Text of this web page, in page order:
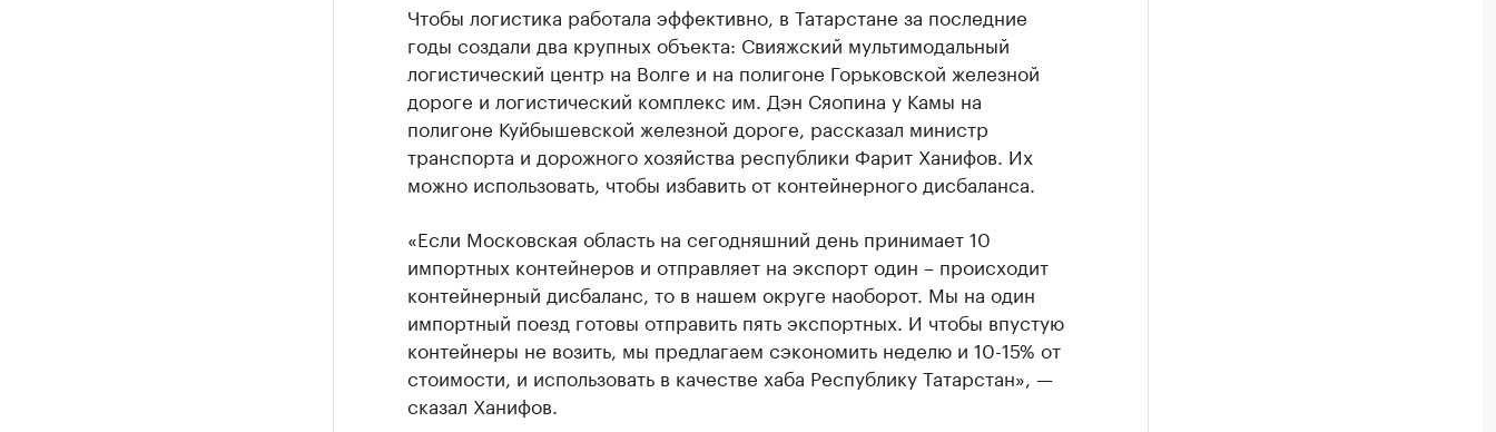
Чтобы логистика работала эффективно, в Татарстане за последние
годы создали два крупных объекта: Свияжский мультимодальный
логистический центр на Волге и на полигоне Горьковской железной
дороге и логистический комплекс им. Дэн Сяопина у Камы на
полигоне Куйбышевской железной дороге, рассказал министр
транспорта и дорожного хозяйства республики Фарит Ханифов. Их
можно использовать, чтобы избавить от контейнерного дисбаланса.
«Если Московская область на сегодняшний день принимает 10
импортных контейнеров и отправляет на экспорт один – происходит
контейнерный дисбаланс, то в нашем округе наоборот. Мы на один
импортный поезд готовы отправить пять экспортных. И чтобы впустую
контейнеры не возить, мы предлагаем сэкономить неделю и 10-15% от
стоимости, и использовать в качестве хаба Республику Татарстан», —
сказал Ханифов.